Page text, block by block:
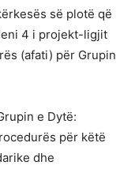
së plotë që
4 i projekt-ligjit
(afati) për Grupin
e Dytë:
për këtë
dhe